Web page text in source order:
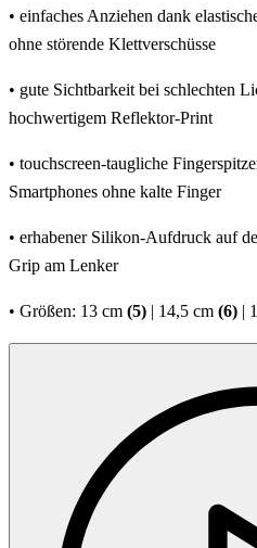
• einfaches Anziehen dank
ohne störende Klettverschüsse
• gute Sichtbarkeit bei schlechten
hochwertigem Reflektor-Print
• touchscreen-taugliche
Smartphones ohne kalte Finger
• erhabener Silikon-Aufdruck auf
Grip am Lenker
• Größen: 13 cm (5) | 14,5 cm (6) |